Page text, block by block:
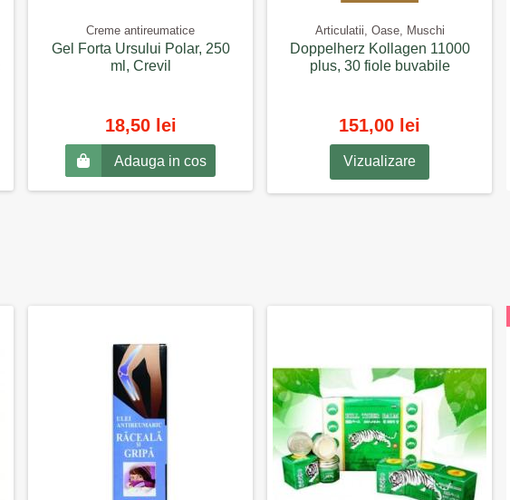
Creme antireumatice
Gel Forta Ursului Polar, 250
ml, Crevil
18,50 lei
Adauga in cos
Articulatii, Oase, Muschi
Doppelherz Kollagen 11000
plus, 30 fiole buvabile
151,00 lei
Vizualizare